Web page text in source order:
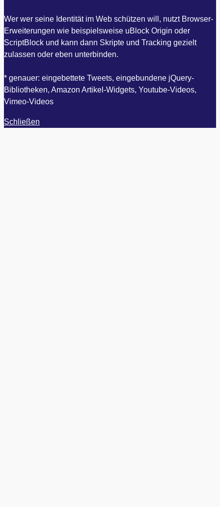
Wer wer seine Identität im Web schützen will, nutzt Browser-
Erweiterungen wie beispielsweise uBlock Origin oder
ScriptBlock und kann dann Skripte und Tracking gezielt
zulassen oder eben unterbinden.
* genauer: eingebettete Tweets, eingebundene jQuery-
Bibliotheken, Amazon Artikel-Widgets, Youtube-Videos,
Vimeo-Videos
Schließen